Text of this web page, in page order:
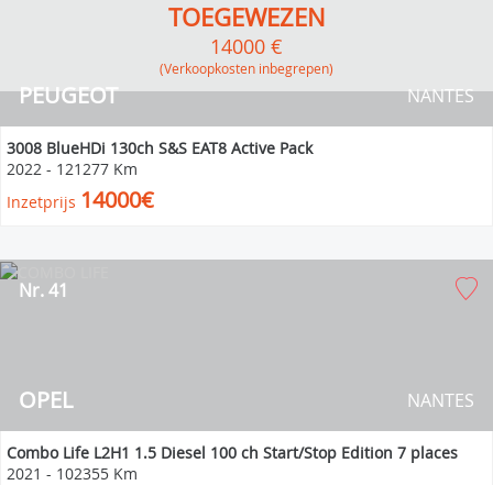
PEUGEOT NANTES
TOEGEWEZEN
14000 €
(verkoopkosten inbegrepen)
3008 BlueHDi 130ch S&S EAT8 Active Pack
2022 - 121277 Km
Inzetprijs 14000€
OPEL
Nr. 41
NANTES
Combo Life L2H1 1.5 Diesel 100 ch Start/Stop Edition 7 places
2021 - 102355 Km